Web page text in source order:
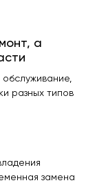
а
разных типов
замена